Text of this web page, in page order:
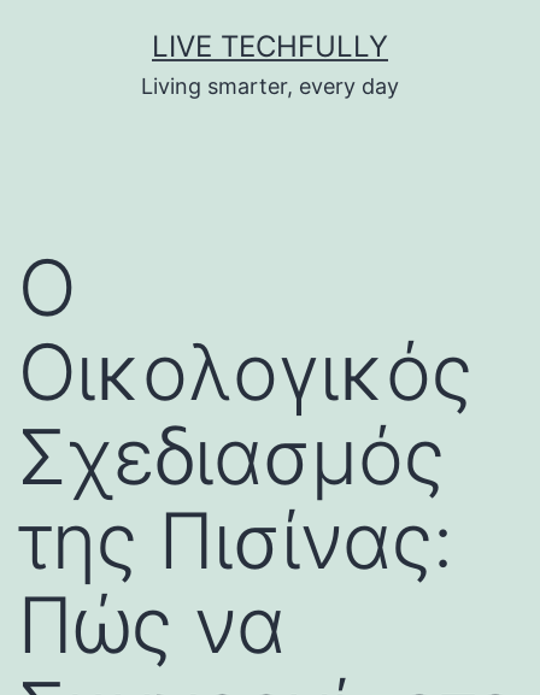
LIVE TECHFULLY
Living smarter, every day
Ο
Οικολογικός
Σχεδιασμός
της Πισίνας:
Πώς να